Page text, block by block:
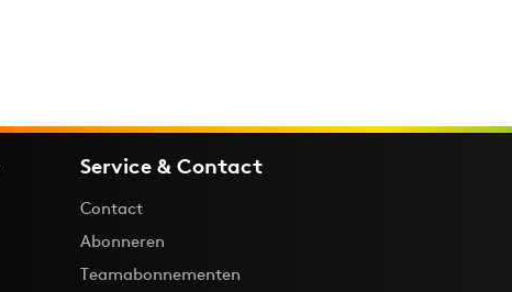
Service & Contact
Contact
Abonneren
Teamabonnementen